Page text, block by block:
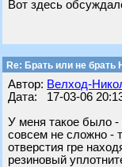
Вот здесь
Re: Брать или не брать
Автор: Велход-
Дата: 17-03-06
У меня такое было -
совсем не сложно -
отверстия гре
резиновый